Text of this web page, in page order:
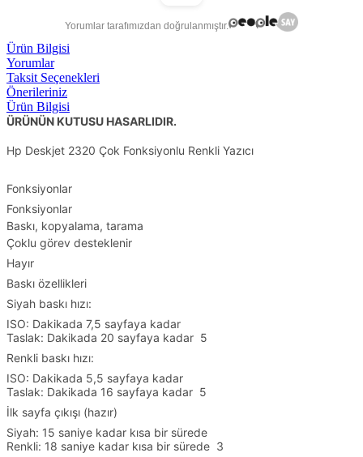
Yorumlar tarafımızdan doğrulanmıştır.
Ürün Bilgisi
Yorumlar
Taksit Seçenekleri
Önerileriniz
Ürün Bilgisi
ÜRÜNÜN KUTUSU HASARLIDIR.
Hp Deskjet 2320 Çok Fonksiyonlu Renkli Yazıcı
Fonksiyonlar
Fonksiyonlar
Baskı, kopyalama, tarama
Çoklu görev desteklenir
Hayır
Baskı özellikleri
Siyah baskı hızı:
ISO: Dakikada 7,5 sayfaya kadar
Taslak: Dakikada 20 sayfaya kadar 5
Renkli baskı hızı:
ISO: Dakikada 5,5 sayfaya kadar
Taslak: Dakikada 16 sayfaya kadar 5
İlk sayfa çıkışı (hazır)
Siyah: 15 saniye kadar kısa bir sürede
Renkli: 18 saniye kadar kısa bir sürede 3